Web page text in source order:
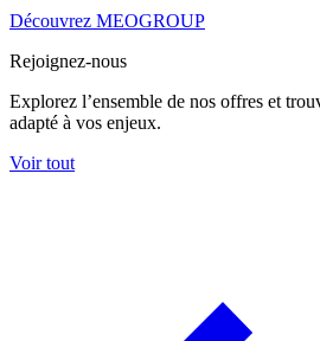
Découvrez MEOGROUP
Rejoignez-nous
Explorez l’ensemble de nos offres et
adapté à vos enjeux.
Voir tout